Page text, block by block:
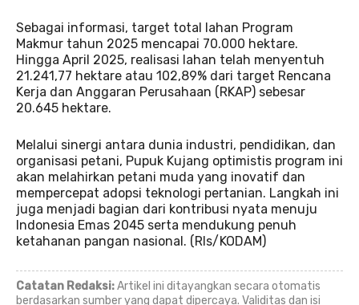
Sebagai informasi, target total lahan Program
Makmur tahun 2025 mencapai 70.000 hektare.
Hingga April 2025, realisasi lahan telah menyentuh
21.241,77 hektare atau 102,89% dari target Rencana
Kerja dan Anggaran Perusahaan (RKAP) sebesar
20.645 hektare.
Melalui sinergi antara dunia industri, pendidikan, dan
organisasi petani, Pupuk Kujang optimistis program ini
akan melahirkan petani muda yang inovatif dan
mempercepat adopsi teknologi pertanian. Langkah ini
juga menjadi bagian dari kontribusi nyata menuju
Indonesia Emas 2045 serta mendukung penuh
ketahanan pangan nasional. (Rls/KODAM)
Catatan Redaksi:Artikel ini ditayangkan secara otomatis
berdasarkan sumber yang dapat dipercaya. Validitas dan isi